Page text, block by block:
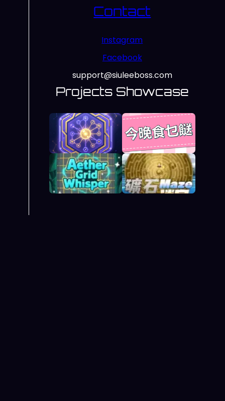
Contact
Instagram
Facebook
support@siuleeboss.com
Projects Showcase